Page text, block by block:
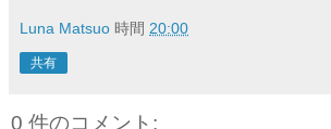
Luna Matsuo 時間 20:00
共有
0 件のコメント: